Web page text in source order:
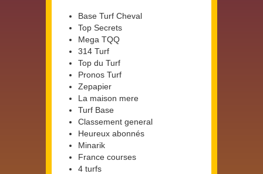
Base Turf Cheval
Top Secrets
Mega TQQ
314 Turf
Top du Turf
Pronos Turf
Zepapier
La maison mere
Turf Base
Classement general
Heureux abonnés
Minarik
France courses
4 turfs